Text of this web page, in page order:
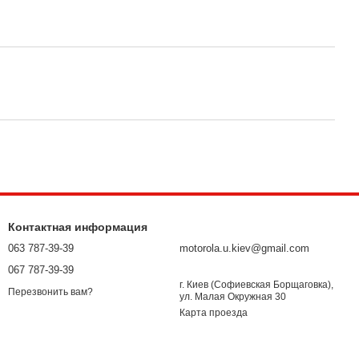
Контактная информация
063 787-39-39
067 787-39-39
Перезвонить вам?
motorola.u.kiev@gmail.com
г. Киев (Софиевская Борщаговка),
ул. Малая Окружная 30
Карта проезда